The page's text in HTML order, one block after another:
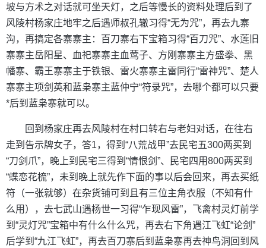
坡与方术之对话就可坐天灯，之后等慢长的资料处理后到了
风陵村杨家庄地牢之后遇师叔孔辙习得“无为咒”，再去九寨
沟，再搞定各寨寨主：百刀寨右下宝箱习得“百刀咒”、水莲旧
寨寨主岳阳星、血祀寨寨主血莺子、方刚寨寨主方盛拳、黑
幡寨、霸王寨寨主于铁银、雷火寨寨主雷同行“雷神咒”、楚人
寨寨主项剑英和蓝枭寨主蓝仲宁“符录咒”，去哪个都可以只要
*后到蓝枭寨就可以。
回到杨家庄再去风陵村在村口转右与老妇对话，在往右
走到告示牌女子，答1，得到“八荒战甲”去民宅五300两买到
“刀剑爪”，晚上到民宅三得到“情恨剑”、民宅四用800两买到
“蝶恋花梳”，未到晚上就先作下面的事以后会回来，再去买纸
符（一张就够）在杂货铺可到且有三位主角衣服（不知有什
么用），去七武山遇杨世一习得“乍现风雷”，飞禽村灵灯前学
到“灵灯咒”宝箱中有什么什么咒，再去右下角遇江飞虹“论剑”
后学到“九江飞虹”，再去百刀寨后到蓝枭寨再去神鸟洞回到风